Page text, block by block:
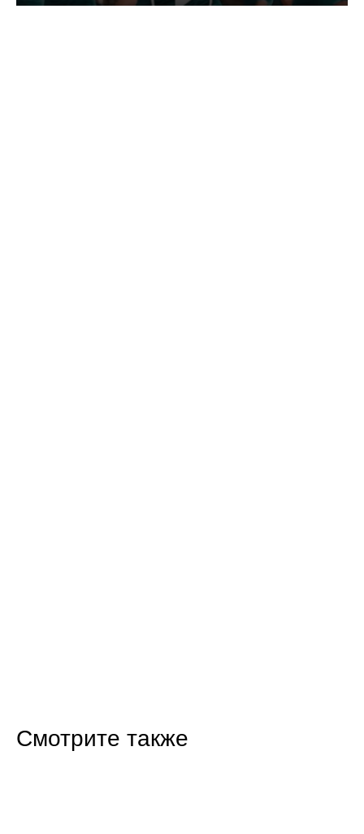
Смотрите также